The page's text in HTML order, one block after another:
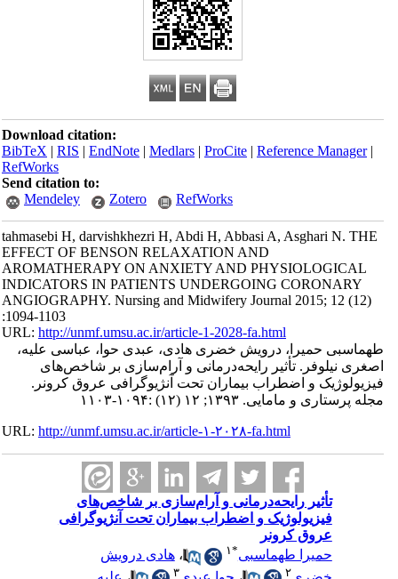
Download citation:
BibTeX|RIS|EndNote|Medlars|ProCite|Reference Manager
RefWorks
Send citation to:
Mendeley
Zotero RefWorks
tahmasebi H, darvishkhezri H, Abdi H, Abbasi A, Asghari N. THE
EFFECT OF BENSON RELAXATION AND
AROMATHERAPY ON ANXIETY AND PHYSIOLOGICAL
INDICATORS IN PATIENTS UNDERGOING CORONARY
ANGIOGRAPHY. Nursing and Midwifery Journal 2015; 12 (12)
:1094-1103
URL:http://unmf.umsu.ac.ir/article-1-2028-fa.html
طهماسبی حمیرا، درویش خضری هادی، عبدی حوا، عباسی علیه،
اصغری نیلوفر. تأثیر رایحه‌درمانی و آرام‌سازی بر شاخص‌های
فیزیولوژیک و اضطراب بیماران تحت آنژیوگرافی عروق کرونر.
مجله پرستاری و مامایی. ۱۳۹۳; ۱۲ (۱۲) :۱۰۹۴-۱۱۰۳
URL:http://unmf.umsu.ac.ir/article-۱-۲۰۲۸-fa.html
تأثیر رایحه‌درمانی و آرام‌سازی بر شاخص‌های
فیزیولوژیک و اضطراب بیماران تحت آنژیوگرافی
عروق کرونر
حمیرا طهماسبی
۱ ،هادی درویش